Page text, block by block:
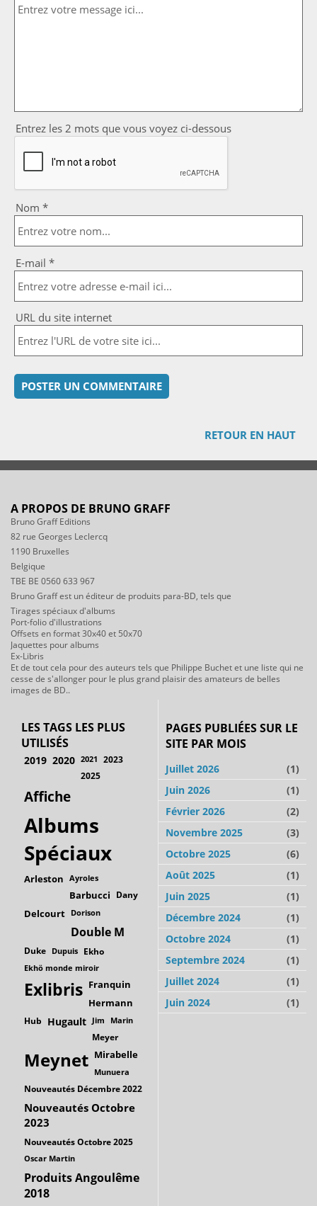
Entrez les 2 mots que vous voyez ci-dessous
Nom *
E-mail *
URL du site internet
RETOUR EN HAUT
A PROPOS DE BRUNO GRAFF
Bruno Graff Editions
82 rue Georges Leclercq
1190 Bruxelles
Belgique
TBE BE 0560 633 967
Bruno Graff est un éditeur de produits para-BD, tels que
Tirages spéciaux d'albums
Port-folio d'illustrations
Offsets en format 30x40 et 50x70
Jaquettes pour albums
Ex-Libris
Et de tout cela pour des auteurs tels que Philippe Buchet et une liste qui ne
cesse de s'allonger pour le plus grand plaisir des amateurs de belles
images de BD..
LES TAGS LES PLUS
UTILISÉS
2019 2020 2021 2023
2025
Affiche
Albums
Spéciaux
Arleston Ayroles
Barbucci Dany
Delcourt Dorison
Double M
Duke Dupuis Ekho
Ekhö monde miroir
Exlibris Franquin
Hermann
Hub Hugault Jim Marin
Meyer
Meynet Mirabelle
Munuera
Nouveautés Décembre 2022
Nouveautés Octobre
2023
Nouveautés Octobre 2025
Oscar Martin
Produits Angoulême
2018
PAGES PUBLIÉES SUR LE
SITE PAR MOIS
Juillet 2026
(1)
Juin 2026
(1)
Février 2026
(2)
Novembre 2025
(3)
Octobre 2025
(6)
Août 2025
(1)
Juin 2025
(1)
Décembre 2024
(1)
Octobre 2024
(1)
Septembre 2024
(1)
Juillet 2024
(1)
Juin 2024
(1)